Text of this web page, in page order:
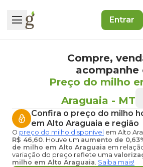
Entrar
Compre,
acompanhe
Preço do milho
Araguaia - MT
Confira o preço do milho
em Alto Araguaia e região
O preço do milho disponível em Alto
R$ 46,60. Houve um aumento de
de milho em Alto Araguaia em
variação do preço reflete uma
milho em Alto Araguaia. Saiba mais!